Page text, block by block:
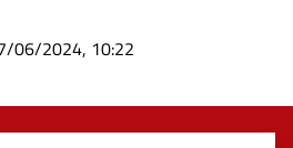
06/2024, 10:22